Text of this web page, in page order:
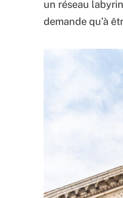
un réseau
demande qu’à